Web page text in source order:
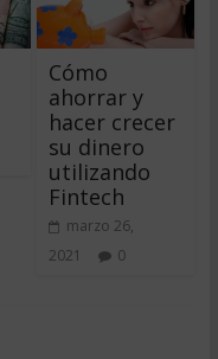
Cómo
ahorrar y
hacer crecer
su dinero
utilizando
Fintech
marzo 26,
2021
0